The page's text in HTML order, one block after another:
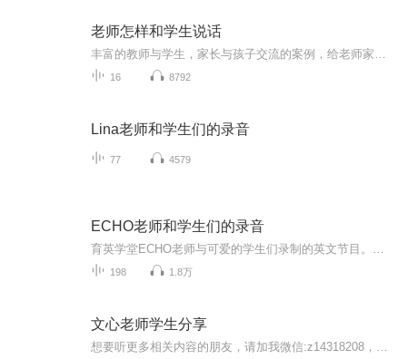
老师怎样和学生说话
16 8792
Lina老师和学生们的录音
77 4579
ECHO老师和学生们的录音
198 1.8万
文心老师学生分享